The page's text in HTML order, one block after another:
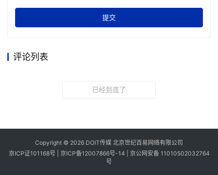
提交
评论列表
已经到底了
Copyright © 2026 DOIT传媒 北京世纪百易网络有限公司
京ICP证101168号 | 京ICP备12007866号-14
京公网安备 11010502032764
号